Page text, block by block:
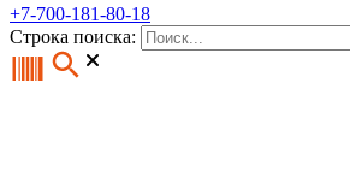
+7-700-181-80-18
Строка поиска: